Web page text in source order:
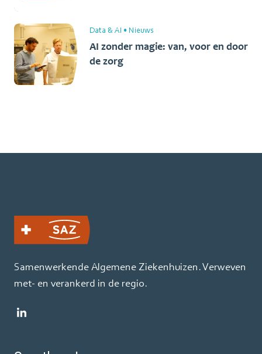
Data & AI • Nieuws
AI zonder magie: van, voor en door
de zorg
Samenwerkende Algemene Ziekenhuizen. Verweven
met- en verankerd in de regio.